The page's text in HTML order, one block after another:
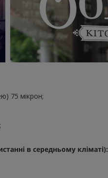
75 мікрон;
в середньому кліматі):